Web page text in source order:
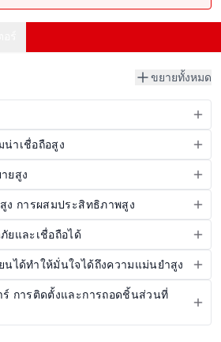
ขยายทั้งหมด
าเชื่อถือสูง
ยสูง
ง การผสมประสิทธิภาพสูง
ยและเชื่อถือได้
นได้ทำให้มั่นใจได้ถึงความแม่นยำสูง
การติดตั้งและการถอดชิ้นส่วนที่